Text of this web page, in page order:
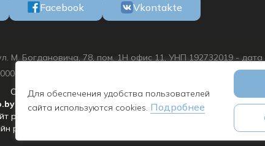
Facebook Vkontakte
Для обеспечения удобства пользователей
сайта используются cookies. Подробнее
М. Богдановича, 78, пом. 1Н офис 11, УНП 192732019 - дата
БИК PJCBBY2X, ОАО «Приорбанк», г. Минск,
Copyright 2012-2026 ©
- интернет-магазин мебели.
разработан студией -
разработан студией -